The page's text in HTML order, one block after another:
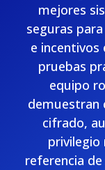
mejores
seguras
e
pruebas
equipo
demuestran
cifrado,
privilegio
referencia